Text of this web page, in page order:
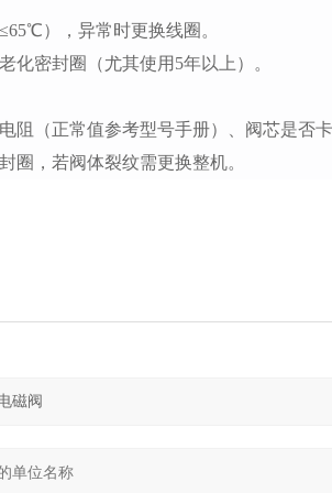
），异常时更换线圈。
化密封圈（尤其使用5年以上）。
阻（正常值参考型号手册）、阀芯是否
圈，若阀体裂纹需更换整机。